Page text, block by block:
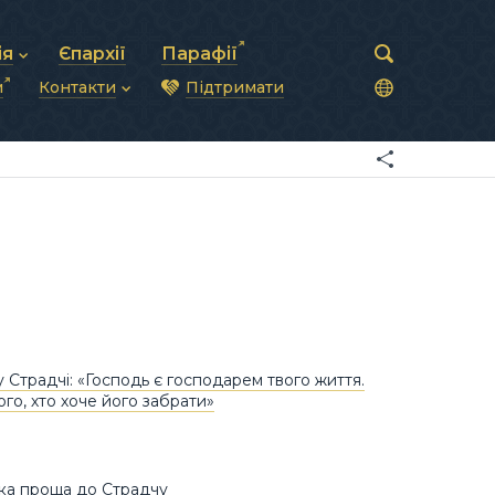
рада
та комунікації
Єпархії Парафії
Контакти
Синоди Єпископів
Підтримати
Страдчі: «Господь є господарем твого життя.
хто хоче його забрати»
проща до Страдчу